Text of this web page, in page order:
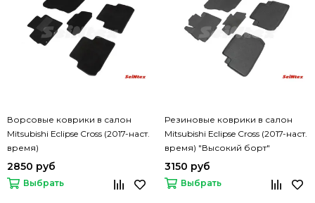
Ворсовые коврики в салон
Mitsubishi Eclipse Cross (2017-наст.
время)
2850 руб
Выбрать
Резиновые коврики в салон
Mitsubishi Eclipse Cross (2017-наст.
время) "Высокий борт"
3150 руб
Выбрать